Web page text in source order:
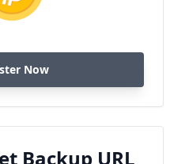
Now
Backup URL